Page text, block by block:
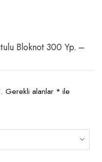
Bloknot 300 Yp. –
Gerekli alanlar * ile